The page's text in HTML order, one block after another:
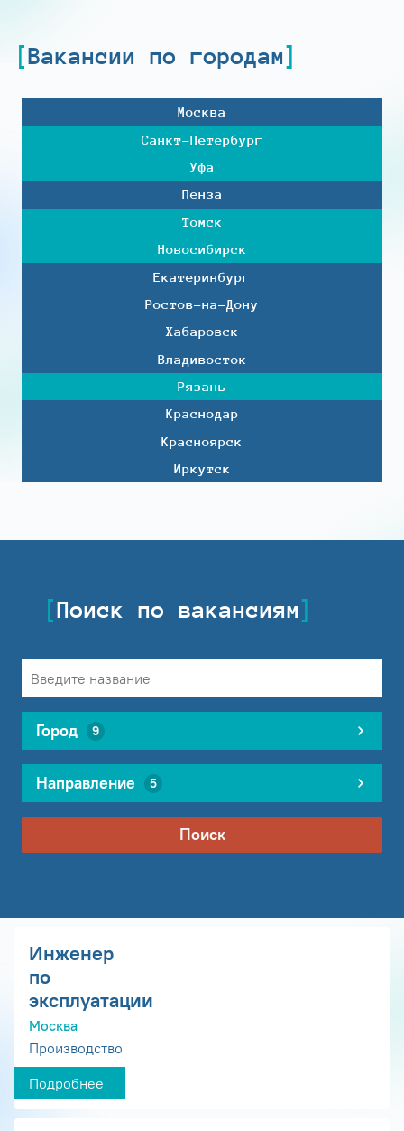
Вакансии по городам
Москва
Санкт-Петербург
Уфа
Пенза
Томск
Новосибирск
Екатеринбург
Ростов-на-Дону
Хабаровск
Владивосток
Рязань
Краснодар
Красноярск
Иркутск
Поиск по вакансиям
Город 9
Направление 5
Поиск
Инженер
по
эксплуатации
Москва
Производство
Подробнее